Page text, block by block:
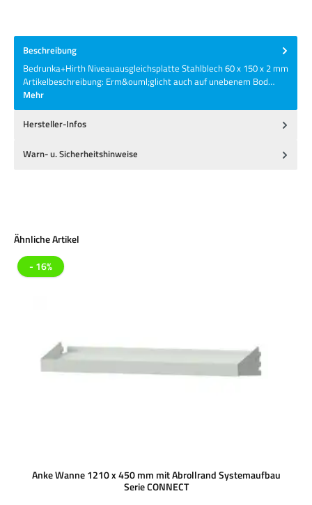
Beschreibung
Bedrunka+Hirth Niveauausgleichsplatte Stahlblech 60 x 150 x 2 mm
Artikelbeschreibung: Erm&ouml;glicht auch auf unebenem Bod…
Mehr
Hersteller-Infos
Warn- u. Sicherheitshinweise
Produktgalerie überspringen
Ähnliche Artikel
- 16%
Anke Wanne 1210 x 450 mm mit Abrollrand Systemaufbau
Serie CONNECT